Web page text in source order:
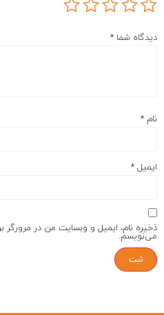
دیدگاه شما
نام
ایمیل*
ذخیره نام، ایمیل و وبسایت من در مرورگر
می‌نویسم.